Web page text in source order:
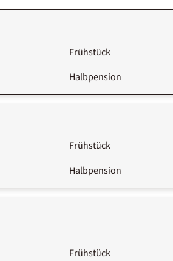
Frühstück
Halbpension
Frühstück
Halbpension
Frühstück